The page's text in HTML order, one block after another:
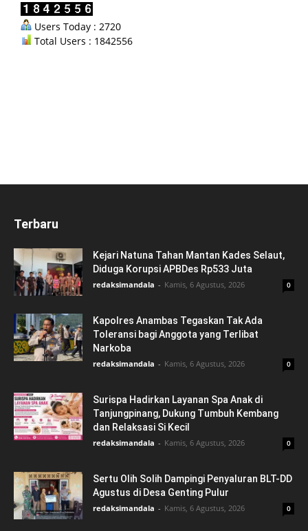
Users Today : 2720
Total Users : 1842556
Terbaru
Kejari Natuna Tahan Mantan Kades Selaut,
Diduga Korupsi APBDes Rp533 Juta
redaksimandala - Kamis, 6 Agustus, 2026 0
Kapolres Anambas Tegaskan Tak Ada
Toleransi bagi Anggota yang Terlibat
Narkoba
redaksimandala - Kamis, 6 Agustus, 2026 0
Surispa Hadirkan Layanan Spa Anak di
Tanjungpinang, Dukung Tumbuh Kembang
dan Relaksasi Si Kecil
redaksimandala - Kamis, 6 Agustus, 2026 0
Sertu Olih Solih Dampingi Penyaluran BLT-DD
Agustus di Desa Genting Pulur
redaksimandala - Kamis, 6 Agustus, 2026 0